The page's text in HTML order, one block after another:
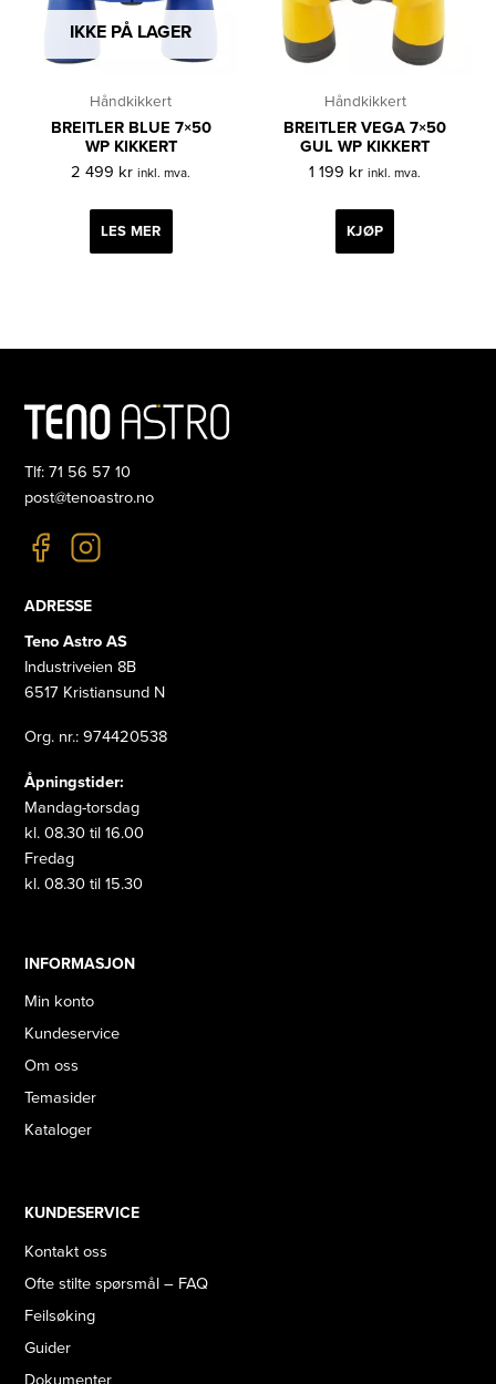
IKKE PÅ LAGER
Håndkikkert
BREITLER BLUE 7×50
WP KIKKERT
2 499 kr inkl. mva.
LES MER
Håndkikkert
BREITLER VEGA 7×50
GUL WP KIKKERT
1 199 kr inkl. mva.
KJØP
Tlf: 71 56 57 10
post@tenoastro.no
ADRESSE
Teno Astro AS
Industriveien 8B
6517 Kristiansund N
Org. nr.: 974420538
Åpningstider:
Mandag-torsdag
kl. 08.30 til 16.00
Fredag
kl. 08.30 til 15.30
INFORMASJON
Min konto
Kundeservice
Om oss
Temasider
Kataloger
KUNDESERVICE
Kontakt oss
Ofte stilte spørsmål – FAQ
Feilsøking
Guider